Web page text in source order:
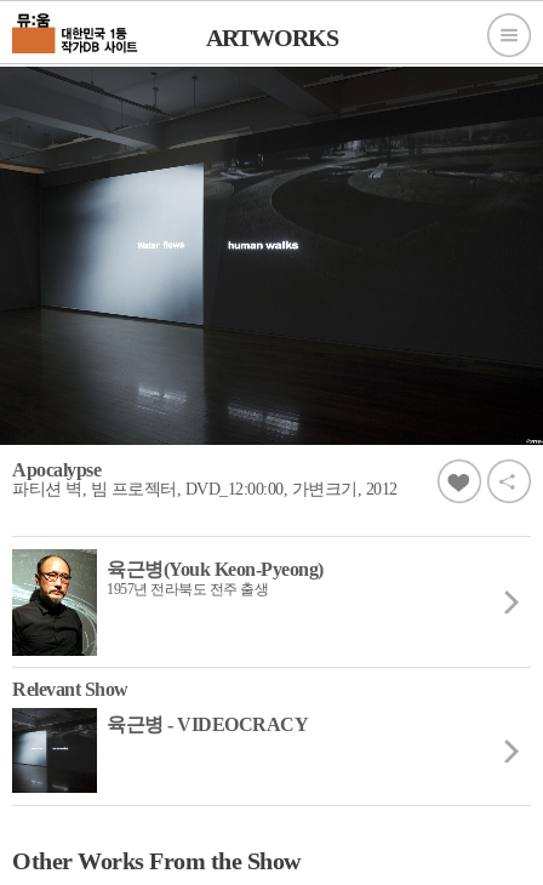
ARTWORKS
Apocalypse
파티션 벽, 빔 프로젝터, DVD_12:00:00, 가변크기, 2012
육근병(Youk Keon-Pyeong)
1957년 전라북도 전주 출생
Relevant Show
육근병 - VIDEOCRACY
Other Works From the Show